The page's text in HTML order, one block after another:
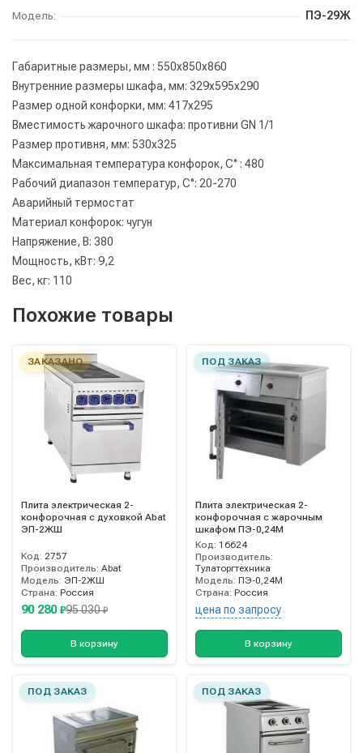
Модель: ПЭ-29Ж
Габаритные размеры, мм : 550х850х860
Внутренние размеры шкафа, мм: 329х595х290
Размер одной конфорки, мм: 417х295
Вместимость жарочного шкафа: противни GN 1/1
Размер противня, мм: 530х325
Максимальная температура конфорок, С° : 480
Рабочий диапазон температур, С°: 20-270
Аварийный термостат
Материал конфорок: чугун
Напряжение, В: 380
Мощность, кВт: 9,2
Вес, кг: 110
Похожие товары
ЗАКАЗАНО
Плита электрическая 2-
конфорочная с духовкой Abat
ЭП-2ЖШ
Код: 2757
Производитель: Abat
Модель: ЭП-2ЖШ
Страна: Россия
90 280 ₽95 030₽
В корзину
ПОД ЗАКАЗ
Плита электрическая 2-
конфорочная с жарочным
шкафом ПЭ-0,24М
Код: 16624
Производитель:
Тулаторгтехника
Модель: ПЭ-0,24М
Страна: Россия
цена по запросу
В корзину
ПОД ЗАКАЗ ПОД ЗАКАЗ